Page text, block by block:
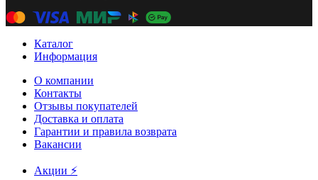
Каталог
Информация
О компании
Контакты
Отзывы покупателей
Доставка и оплата
Гарантии и правила возврата
Вакансии
Акции ⚡️